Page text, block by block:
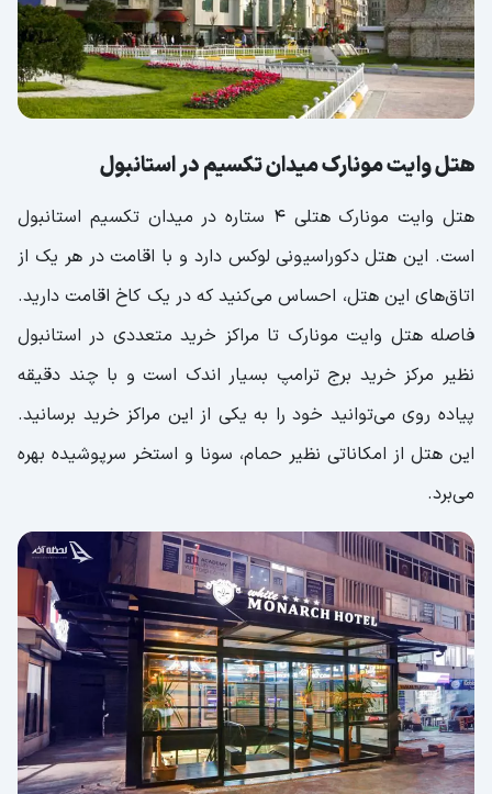
هتل وایت مونارک میدان تکسیم در استانبول
هتل وایت مونارک هتلی 4 ستاره در میدان تکسیم استانبول
است. این هتل دکوراسیونی لوکس دارد و با اقامت در هر یک از
اتاق‌های این هتل، احساس می‌کنید که در یک کاخ اقامت دارید.
فاصله هتل وایت مونارک تا مراکز خرید متعددی در استانبول
نظیر مرکز خرید برج ترامپ بسیار اندک است و با چند دقیقه
پیاده روی می‌توانید خود را به یکی از این مراکز خرید برسانید.
این هتل از امکاناتی نظیر حمام، سونا و استخر سرپوشیده بهره
می‌برد.